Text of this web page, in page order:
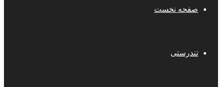
صفحه نخست
تندرستی